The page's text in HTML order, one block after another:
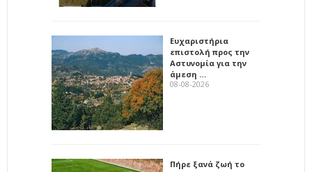
Ευχαριστήρια
επιστολή προς την
Αστυνομία για την
άμεση …
08-08-2026
Πήρε ξανά ζωή το